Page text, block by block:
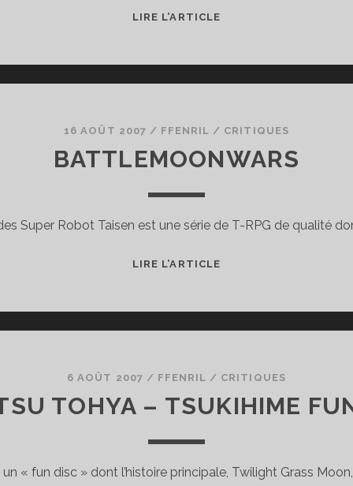
LIRE L’ARTICLECARAMELLDANSEN
16 AOÛT 2007 / FFENRIL / CRITIQUES
BATTLEMOONWARS
Super Robot Taisen est une série de T-RPG de qualité
LIRE L’ARTICLEBATTLEMOONWARS
6 AOÛT 2007 / FFENRIL / CRITIQUES
TOHYA – TSUKIHIME
« fun disc » dont l’histoire principale, Twilight Grass